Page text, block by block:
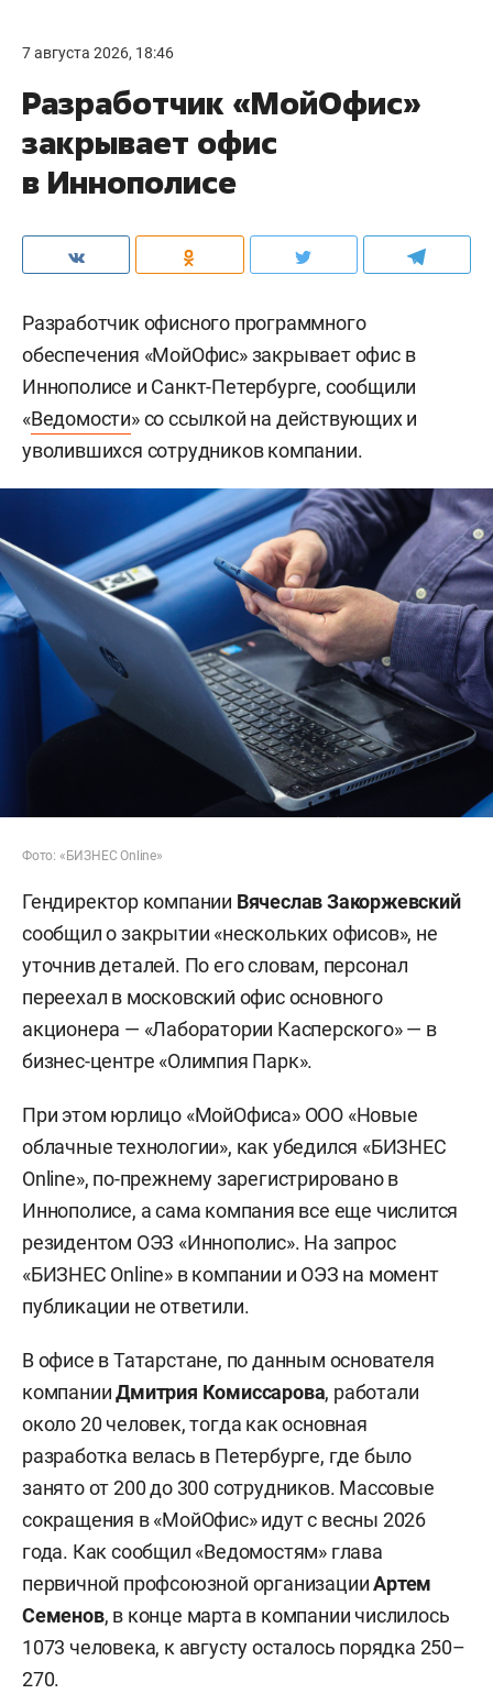
7 августа 2026, 18:46
Разработчик «МойОфис»
закрывает офис
в Иннополисе
Разработчик офисного программного
обеспечения «МойОфис» закрывает офис в
Иннополисе и Санкт-Петербурге, сообщили
«Ведомости» со ссылкой на действующих и
уволившихся сотрудников компании.
Фото: «БИЗНЕС Online»
Гендиректор компании Вячеслав Закоржевский
сообщил о закрытии «нескольких офисов», не
уточнив деталей. По его словам, персонал
переехал в московский офис основного
акционера — «Лаборатории Касперского» — в
бизнес-центре «Олимпия Парк».
При этом юрлицо «МойОфиса» ООО «Новые
облачные технологии», как убедился «БИЗНЕС
Online», по-прежнему зарегистрировано в
Иннополисе, а сама компания все еще числится
резидентом ОЭЗ «Иннополис». На запрос
«БИЗНЕС Online» в компании и ОЭЗ на момент
публикации не ответили.
В офисе в Татарстане, по данным основателя
компанииДмитрия Комиссарова, работали
около 20 человек, тогда как основная
разработка велась в Петербурге, где было
занято от 200 до 300 сотрудников. Массовые
сокращения в «МойОфис» идут с весны 2026
года. Как сообщил «Ведомостям» глава
первичной профсоюзной организацииАртем
Семенов, в конце марта в компании числилось
1073 человека, к августу осталось порядка 250–
270.